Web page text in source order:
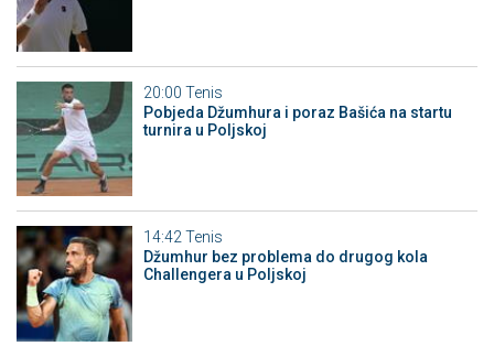
20:00 Tenis
Pobjeda Džumhura i poraz Bašića na startu
turnira u Poljskoj
14:42 Tenis
Džumhur bez problema do drugog kola
Challengera u Poljskoj